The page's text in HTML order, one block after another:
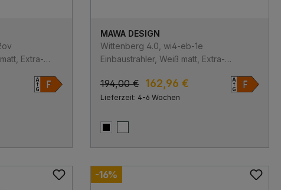
Extra-
MAWA DESIGN
Wittenberg 4.0, wi4-eb-1e
Einbaustrahler, Weiß matt, Extra-
194,00 € 162,96 €
Lieferzeit: 4-6 Wochen
Schwarz matt
Weiß matt
-16%